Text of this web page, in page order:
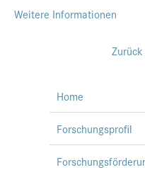
Weitere Informationen
Home
Forschungsprofil